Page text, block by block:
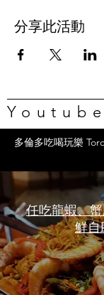
分享此活動
Youtube
多倫多吃喝玩樂
任吃龍蝦、
鮮自